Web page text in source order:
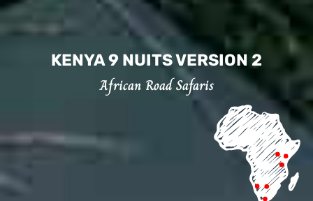
KENYA 9 NUITS VERSION 2
African Road Safaris